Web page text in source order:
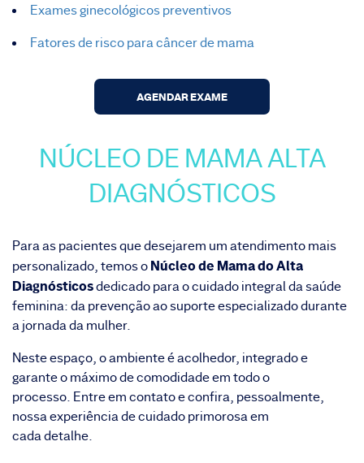
Exames ginecológicos preventivos
Fatores de risco para câncer de mama
AGENDAR EXAME
NÚCLEO DE MAMA ALTA
DIAGNÓSTICOS
Para as pacientes que desejarem um atendimento mais
personalizado, temos oNúcleo de Mama do Alta
Diagnósticosdedicado para o cuidado integral da saúde
feminina: da prevenção ao suporte especializado durante
a jornada da mulher.
Neste espaço, o ambiente é acolhedor, integrado e
garante o máximo de comodidade em todo o
processo. Entre em contato e confira, pessoalmente,
nossa experiência de cuidado primorosa em
cada detalhe.